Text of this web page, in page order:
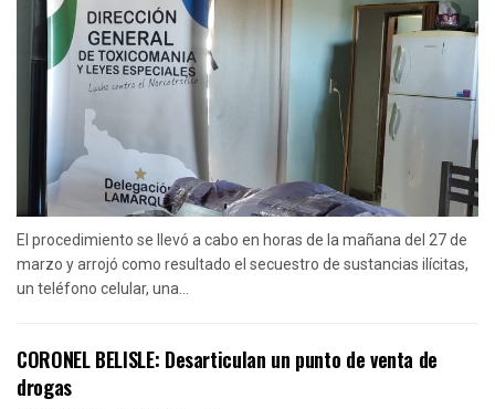
El procedimiento se llevó a cabo en horas de la mañana del 27 de
marzo y arrojó como resultado el secuestro de sustancias ilícitas,
un teléfono celular, una...
CORONEL BELISLE: Desarticulan un punto de venta de
drogas